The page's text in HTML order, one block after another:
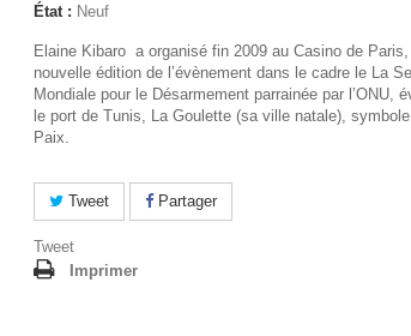
État : Neuf
Elaine Kibaro a organisé fin 2009 au Casino de
nouvelle édition de l’évènement dans le cadre le La
Mondiale pour le Désarmement parrainée par l’ONU,
le port de Tunis, La Goulette (sa ville natale),
Paix.
Tweet Partager
Tweet
Imprimer